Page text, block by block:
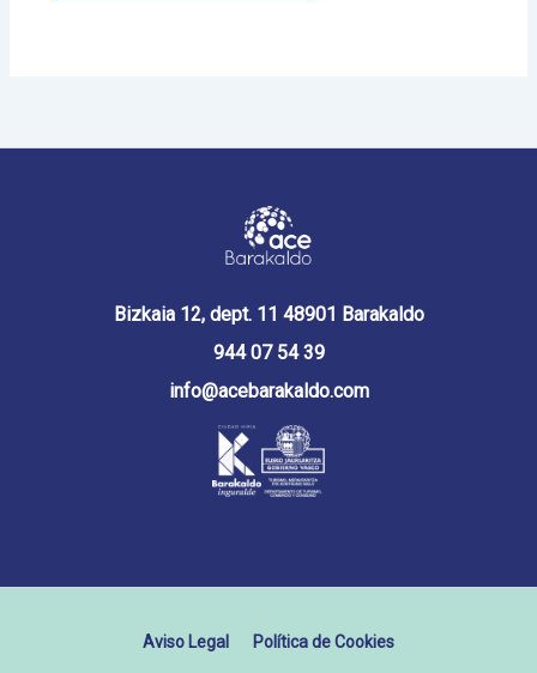
Bizkaia 12, dept. 11 48901 Barakaldo
944 07 54 39
info@acebarakaldo.com
Aviso Legal Política de Cookies